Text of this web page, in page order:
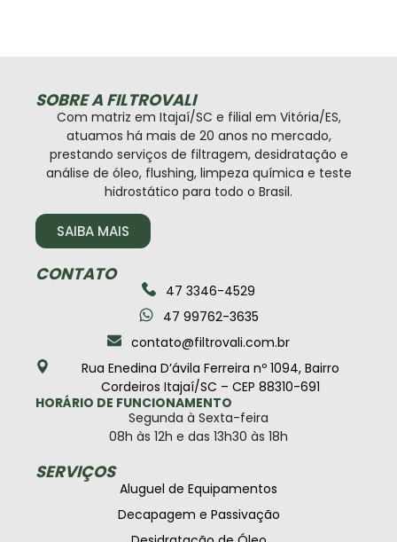
SOBRE A FILTROVALI
Com matriz em Itajaí/SC e filial em Vitória/ES,
atuamos há mais de 20 anos no mercado,
prestando serviços de filtragem, desidratação e
análise de óleo, flushing, limpeza química e teste
hidrostático para todo o Brasil.
SAIBA MAIS
CONTATO
47 3346-4529
47 99762-3635
contato@filtrovali.com.br
Rua Enedina D’ávila Ferreira nº 1094, Bairro
Cordeiros Itajaí/SC – CEP 88310-691
HORÁRIO DE FUNCIONAMENTO
Segunda à Sexta-feira
08h às 12h e das 13h30 às 18h
SERVIÇOS
Aluguel de Equipamentos
Decapagem e Passivação